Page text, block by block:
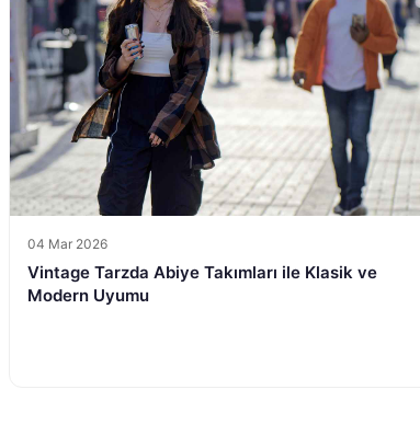
04 Mar 2026
Vintage Tarzda Abiye Takımları ile Klasik ve
Modern Uyumu